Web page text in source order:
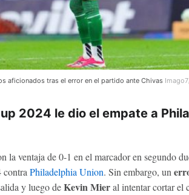
aficionados tras el error en el partido ante Chivas
2024 le dio el empate a
la ventaja de 0-1 en el marcador en segundo
Philadelphia Union. Sin embargo, un
y luego deKevin Mieral intentar cortar el